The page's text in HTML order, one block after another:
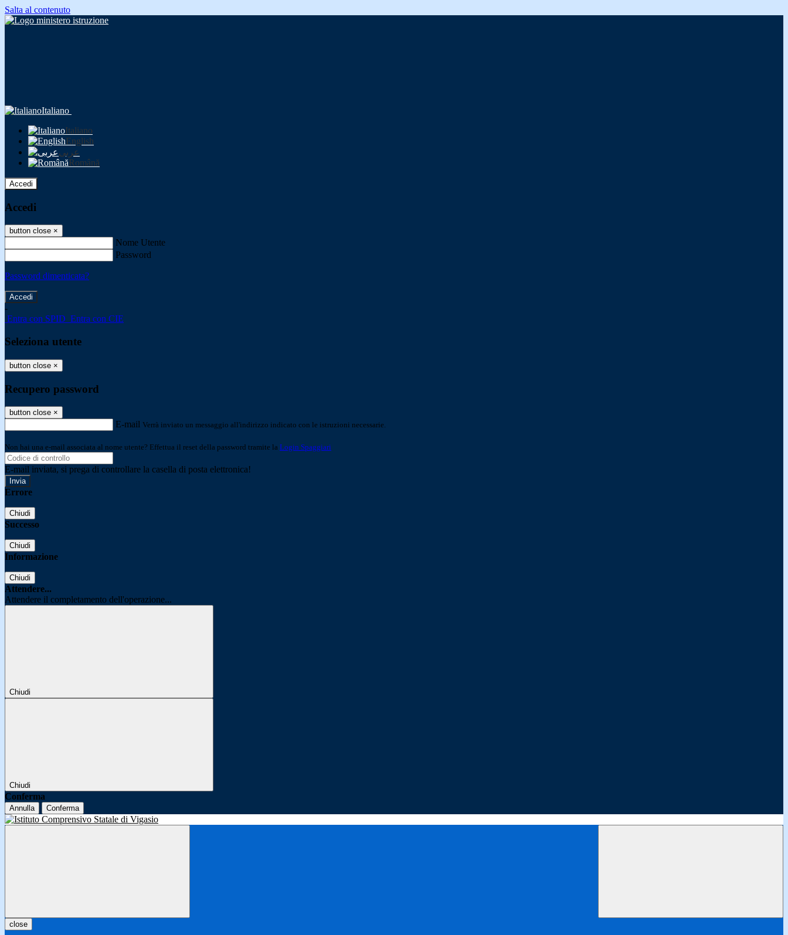
Salta al contenuto
Italiano
Italiano
English
عربى
Română
Accedi
Accedi
button close ×
Nome Utente
Password
Password dimenticata?
-
Entra con SPID Entra con CIE
Seleziona utente
button close ×
Recupero password
button close ×
E-mail Verrà inviato un messaggio all'indirizzo indicato con le istruzioni necessarie.
Non hai una e-mail associata al nome utente? Effettua il reset della password tramite la Login Spaggiari
E-mail inviata, si prega di controllare la casella di posta elettronica!
Errore
Chiudi
Successo
Chiudi
Informazione
Chiudi
Attendere...
Attendere il completamento dell'operazione...
Chiudi
Chiudi
Conferma
Annulla Conferma
close